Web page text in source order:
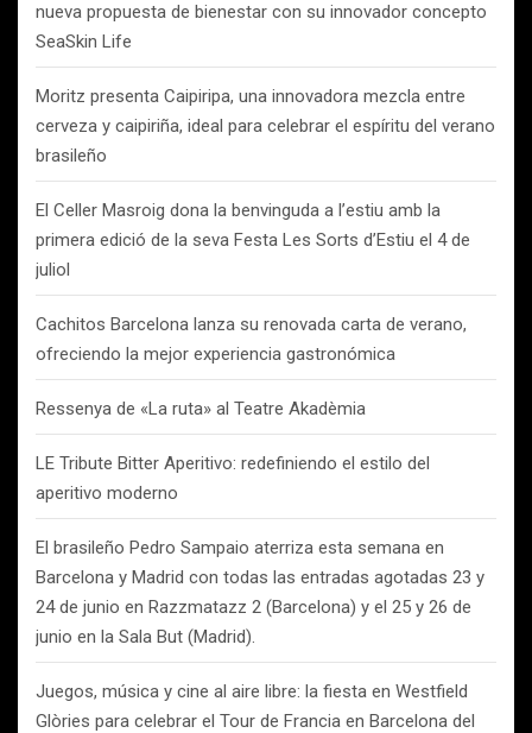
nueva propuesta de bienestar con su innovador concepto
SeaSkin Life
Moritz presenta Caipiripa, una innovadora mezcla entre
cerveza y caipiriña, ideal para celebrar el espíritu del verano
brasileño
El Celler Masroig dona la benvinguda a l’estiu amb la
primera edició de la seva Festa Les Sorts d’Estiu el 4 de
juliol
Cachitos Barcelona lanza su renovada carta de verano,
ofreciendo la mejor experiencia gastronómica
Ressenya de «La ruta» al Teatre Akadèmia
LE Tribute Bitter Aperitivo: redefiniendo el estilo del
aperitivo moderno
El brasileño Pedro Sampaio aterriza esta semana en
Barcelona y Madrid con todas las entradas agotadas 23 y
24 de junio en Razzmatazz 2 (Barcelona) y el 25 y 26 de
junio en la Sala But (Madrid).
Juegos, música y cine al aire libre: la fiesta en Westfield
Glòries para celebrar el Tour de Francia en Barcelona del